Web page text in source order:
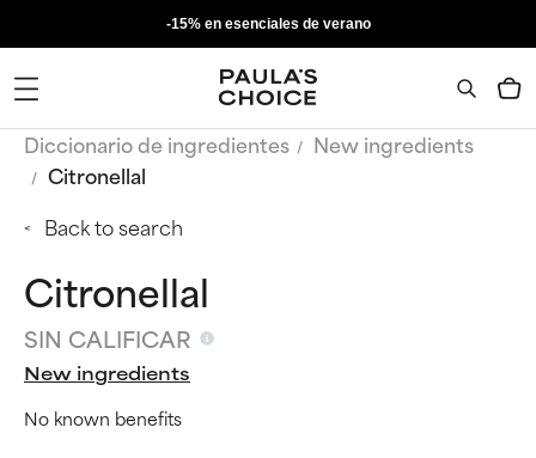
-15% en esenciales de verano
Diccionario de ingredientes
New ingredients
Citronellal
Back to search
Citronellal
SIN CALIFICAR
New ingredients
No known benefits